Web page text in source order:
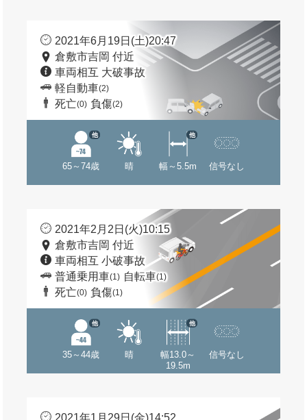
2021年6月19日(土)20:47
倉敷市吉岡 付近
車両相互 大破事故
軽自動車(2)
死亡(0) 負傷(2)
65～74歳
他
晴 幅～5.5m
他
信号なし
2021年2月2日(火)10:15
倉敷市吉岡 付近
車両相互 小破事故
普通乗用車(1) 自転車(1)
死亡(0) 負傷(1)
35～44歳
他
晴
幅13.0～
19.5m
他
信号なし
2021年1月29日(金)14:52